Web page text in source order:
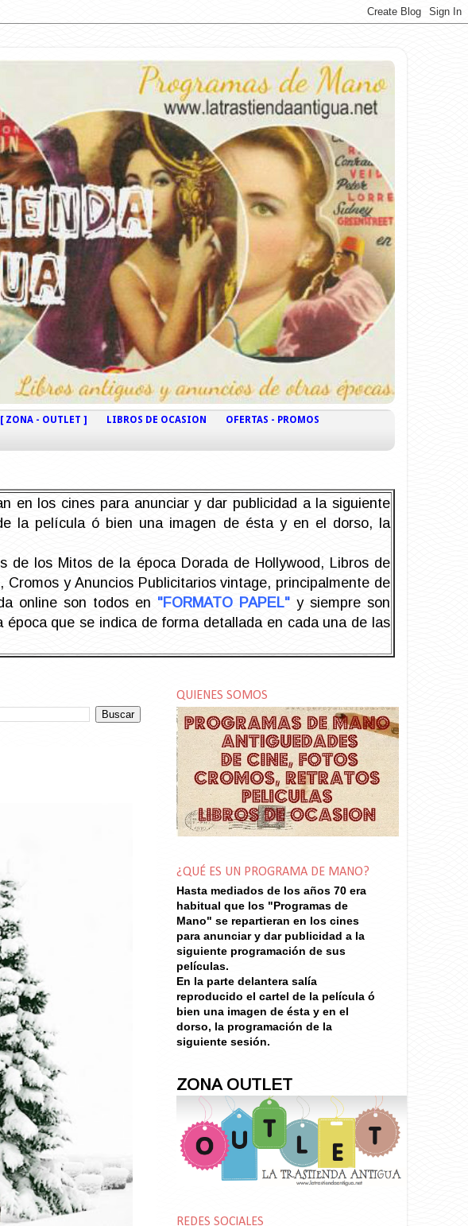
[ ZONA - OUTLET ] LIBROS DE OCASION
OFERTAS - PROMOS
en los cines para anunciar y dar publicidad a la siguiente
la película ó bien una imagen de ésta y en el dorso, la
los Mitos de la época Dorada de Hollywood, Libros de
y Anuncios Publicitarios vintage, principalmente de
online son todos en "FORMATO PAPEL" y siempre son
época que se indica de forma detallada en cada una de las
QUIENES SOMOS
¿QUÉ ES UN PROGRAMA DE MANO?
Hasta mediados de los años 70 era
habitual que los "Programas de
Mano" se repartieran en los cines
para anunciar y dar publicidad a la
siguiente programación de sus
películas.
En la parte delantera salía
reproducido el cartel de la película ó
bien una imagen de ésta y en el
dorso, la programación de la
siguiente sesión.
ZONA OUTLET
REDES SOCIALES